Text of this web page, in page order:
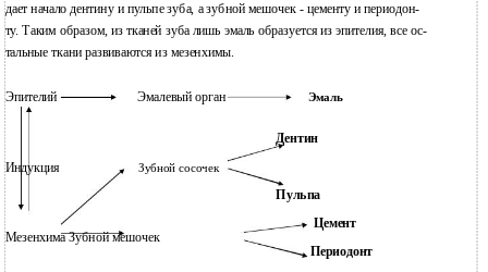
дает начало дентину и пульпе зуба, а зубной мешочек - цементу и периодон-
ту. Таким образом, из тканей зуба лишь эмаль образуется из эпителия, все ос-
тальные ткани развиваются из мезенхимы.
Эпителий Эмалевый орган Эмаль
Дентин
Индукция Зубной сосочек
Пульпа
Цемент
Мезенхима Зубной мешочек
Периодонт